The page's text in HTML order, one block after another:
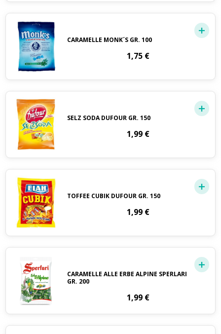
CARAMELLE MONK´S GR. 100
1,75 €
SELZ SODA DUFOUR GR. 150
1,99 €
TOFFEE CUBIK DUFOUR GR. 150
1,99 €
CARAMELLE ALLE ERBE ALPINE SPERLARI
GR. 200
1,99 €